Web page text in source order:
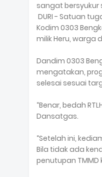
sangat bersyukur
DURI - Satuan
Kodim 0303
milik Heru, warga
Dandim 0303
mengatakan,
selesai sesuai
“Benar, bedah
Dansatgas.
“Setelah ini,
Bila tidak ada
penutupan TMMD